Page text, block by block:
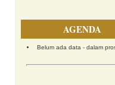
AGENDA
Belum ada data - dalam